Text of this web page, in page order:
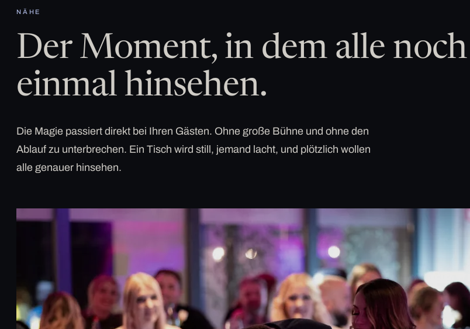
NÄHE
Der Moment, in dem alle noch
einmal hinsehen.
Die Magie passiert direkt bei Ihren Gästen. Ohne große Bühne und ohne den
Ablauf zu unterbrechen. Ein Tisch wird still, jemand lacht, und plötzlich wollen
alle genauer hinsehen.